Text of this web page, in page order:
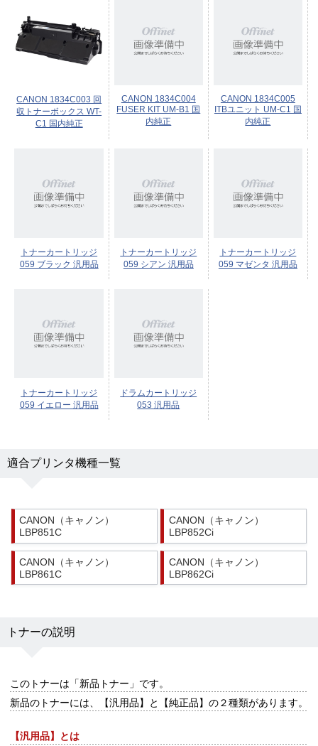
CANON 1834C003 回
収トナーボックス WT-
C1 国内純正
CANON 1834C004
FUSER KIT UM-B1 国
内純正
CANON 1834C005
ITBユニット UM-C1 国
内純正
トナーカートリッジ
059 ブラック 汎用品
トナーカートリッジ
059 シアン 汎用品
トナーカートリッジ
059 マゼンタ 汎用品
トナーカートリッジ
059 イエロー 汎用品
ドラムカートリッジ
053 汎用品
適合プリンタ機種一覧
CANON（キャノン）
LBP851C
CANON（キャノン）
LBP852Ci
CANON（キャノン）
LBP861C
CANON（キャノン）
LBP862Ci
トナーの説明
このトナーは 「新品トナー」 です。
新品のトナーには、【汎用品】と【純正品】の２種類があります。
【汎用品】とは